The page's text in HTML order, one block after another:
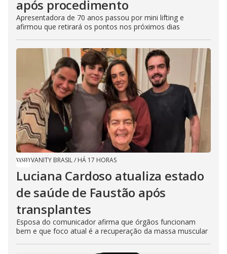
após procedimento
Apresentadora de 70 anos passou por mini lifting e
afirmou que retirará os pontos nos próximos dias
VANITY BRASIL/ HÁ 17 HORAS
Luciana Cardoso atualiza estado
de saúde de Faustão após
transplantes
Esposa do comunicador afirma que órgãos funcionam
bem e que foco atual é a recuperação da massa muscular